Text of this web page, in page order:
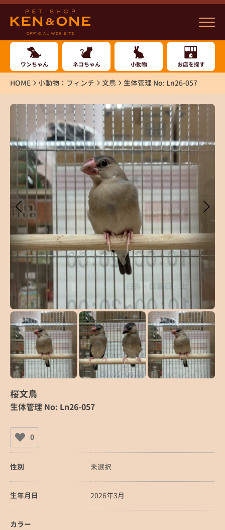
ワンちゃん ネコちゃん 小動物 お店を探す
HOME 小動物：フィンチ 文鳥 生体管理 No: Ln26-057
桜文鳥
生体管理 No: Ln26-057
0
性別 未選択
生年月日 2026年3月
カラー